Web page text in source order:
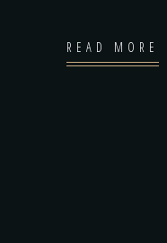
READ MORE